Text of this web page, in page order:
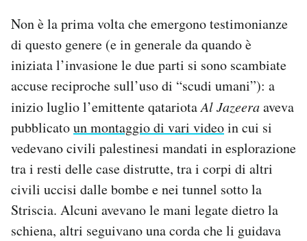
Non è la prima volta che emergono testimonianze
di questo genere (e in generale da quando è
iniziata l’invasione le due parti si sono scambiate
accuse reciproche sull’uso di “scudi umani”): a
inizio luglio l’emittente qatariotaAl Jazeeraaveva
pubblicatoun montaggio di vari videoin cui si
vedevano civili palestinesi mandati in esplorazione
tra i resti delle case distrutte, tra i corpi di altri
civili uccisi dalle bombe e nei tunnel sotto la
Striscia. Alcuni avevano le mani legate dietro la
schiena, altri seguivano una corda che li guidava